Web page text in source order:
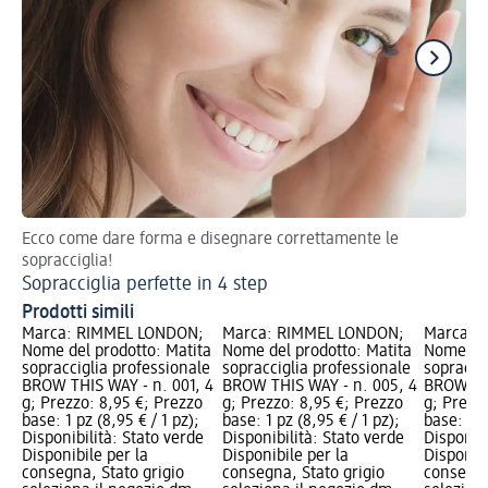
Ecco come dare forma e disegnare correttamente le
sopracciglia!
Sopracciglia perfette in 4 step
Prodotti simili
Marca: RIMMEL LONDON;
Nome del prodotto: Matita
sopracciglia professionale
BROW THIS WAY - n. 001, 4
g; Prezzo: 8,95 €; Prezzo
base: 1 pz (8,95 € / 1 pz);
Disponibilità: Stato verde
Disponibile per la
consegna, Stato grigio
Marca: RIMMEL LONDON;
Nome del prodotto: Matita
sopracciglia professionale
BROW THIS WAY - n. 005, 4
g; Prezzo: 8,95 €; Prezzo
base: 1 pz (8,95 € / 1 pz);
Disponibilità: Stato verde
Disponibile per la
consegna, Stato grigio
Marca:
Nome
BROW
g;
base: 1